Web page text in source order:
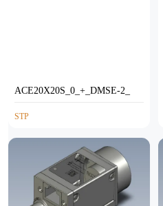
ACE20X20S_0_+_DMSE-2_
STP